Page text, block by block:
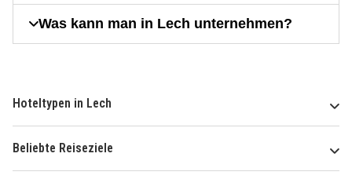
Was kann man in Lech unternehmen?
Hoteltypen in Lech
Beliebte Reiseziele